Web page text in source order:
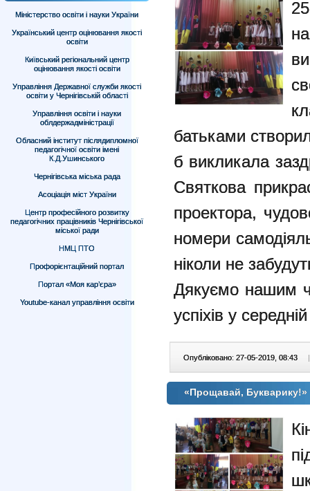
Міністерство освіти і науки України
Український центр оцінювання якості
освіти
Київський регіональний центр
оцінювання якості освіти
Управління Державної служби якості
освіти у Чернігівській області
Управління освіти і науки
облдержадміністрації
Обласний інститут післядипломної
педагогічної освіти імені
К.Д.Ушинського
Чернігівська міська рада
Асоціація міст України
Центр професійного розвитку
педагогічних працівників Чернігівської
міської ради
НМЦ ПТО
Профорієнтаційний портал
Портал «Моя кар’єра»
Youtube-канал управління освіти
батьками
б викликала
Святкова
проектора,
номери
ніколи не
Дякуємо нашим
успіхів у
Опубліковано: 27-05-2019, 08:43 |
«Прощавай, Букварику!»